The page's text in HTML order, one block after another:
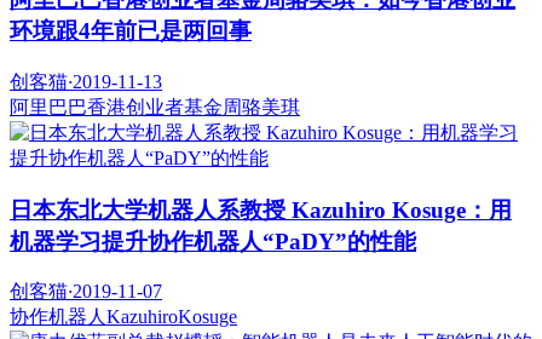
环境跟4年前已是两回事
创客猫·2019-11-13
阿里巴巴香港创业者基金周骆美琪
日本东北大学机器人系教授 Kazuhiro Kosuge：用
机器学习提升协作机器人“PaDY”的性能
创客猫·2019-11-07
协作机器人 KazuhiroKosuge